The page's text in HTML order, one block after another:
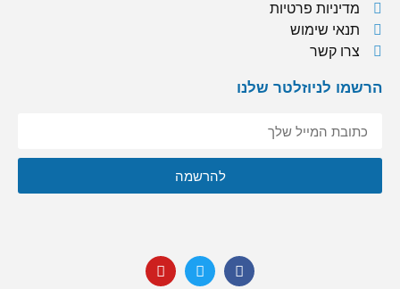
מדיניות פרטיות
תנאי שימוש
צרו קשר
הרשמו לניוזלטר שלנו
אני מסכימ/ה לקבל תוכן, דברי פרסומות או עדכונים מהחברה או
מצדדים שלישיים לדוא"ל, מסרונים או טלפון.
להרשמה